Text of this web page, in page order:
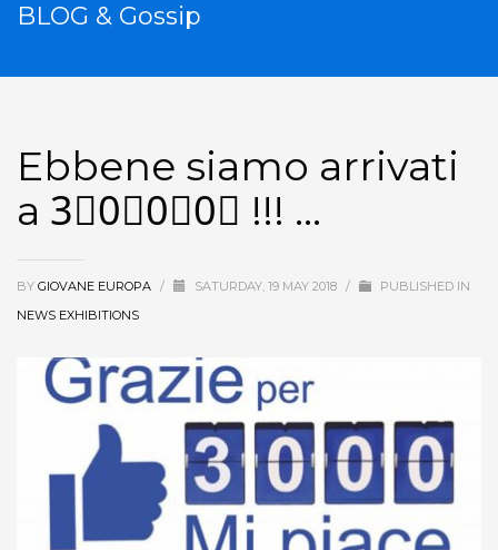
BLOG & Gossip
Ebbene siamo arrivati
a 3⃣0⃣0⃣0⃣ !!! …
BY GIOVANE EUROPA / SATURDAY, 19 MAY 2018 /
PUBLISHED IN
NEWS EXHIBITIONS